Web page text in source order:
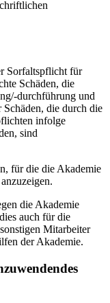
Sorfaltspflicht für
Schäden, die
durchführung und
die durch die
infolge
sind
für die die Akademie
die Akademie
auch für die
Mitarbeiter
der Akademie.